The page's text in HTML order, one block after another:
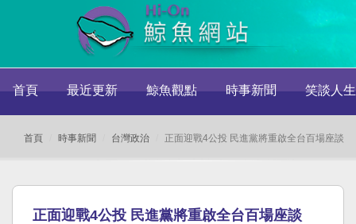
首頁 最近更新 鯨魚觀點 時事新聞 笑談人生
首頁 時事新聞 台灣政治 正面迎戰4公投 民進黨將重啟全台百場座談
正面迎戰4公投 民進黨將重啟全台百場座談